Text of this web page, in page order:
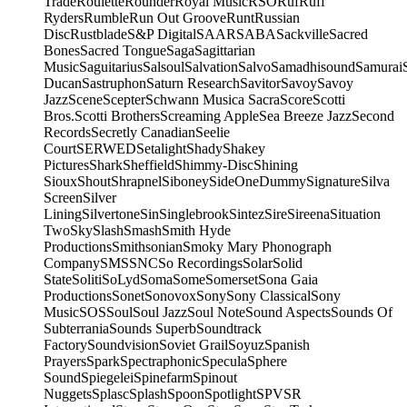
RydersRumbleRun Out GrooveRuntRussian
DiscRustbladeS&P DigitalSAARSABASackvilleSacred
BonesSacred TongueSagaSagittarian
MusicSaguitariusSalsoulSalvationSalvoSamadhisoundSamurai
DucanSastruphonSaturn ResearchSavitorSavoySavoy
JazzSceneScepterSchwann Musica SacraScoreScotti
Bros.Scotti BrothersScreaming AppleSea Breeze JazzSecond
RecordsSecretly CanadianSeelie
CourtSERWEDSetalightShadyShakey
PicturesSharkSheffieldShimmy-DiscShining
SiouxShoutShrapnelSiboneySideOneDummySignatureSilva
ScreenSilver
LiningSilvertoneSinSinglebrookSintezSireSireenaSituation
TwoSkySlashSmashSmith Hyde
ProductionsSmithsonianSmoky Mary Phonograph
CompanySMSSNCSo RecordingsSolarSolid
StateSolitiSoLydSomaSomeSomersetSona Gaia
ProductionsSonetSonovoxSonySony ClassicalSony
MusicSOSSoulSoul JazzSoul NoteSound AspectsSounds Of
SubterraniaSounds SuperbSoundtrack
FactorySoundvisionSoviet GrailSoyuzSpanish
PrayersSparkSpectraphonicSpeculaSphere
SoundSpiegeleiSpinefarmSpinout
NuggetsSplascSplashSpoonSpotlightSPVSR